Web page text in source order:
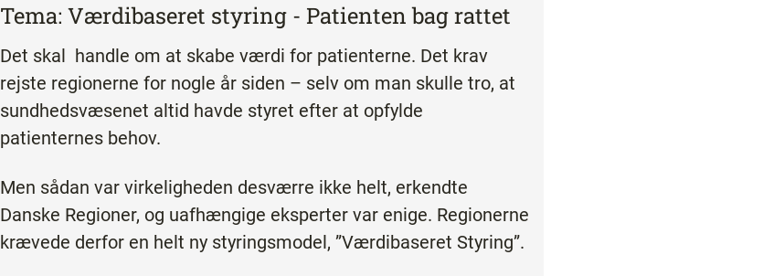
Tema: Værdibaseret styring - Patienten bag rattet
Det skal handle om at skabe værdi for patienterne. Det krav
rejste regionerne for nogle år siden – selv om man skulle tro, at
sundhedsvæsenet altid havde styret efter at opfylde
patienternes behov.
Men sådan var virkeligheden desværre ikke helt, erkendte
Danske Regioner, og uafhængige eksperter var enige. Regionerne
krævede derfor en helt ny styringsmodel, ”Værdibaseret Styring”.